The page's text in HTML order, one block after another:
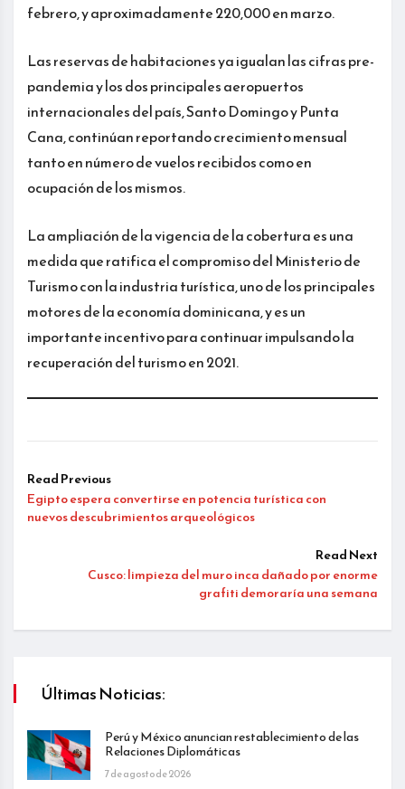
febrero, y aproximadamente 220,000 en marzo.
Las reservas de habitaciones ya igualan las cifras pre-
pandemia y los dos principales aeropuertos
internacionales del país, Santo Domingo y Punta
Cana, continúan reportando crecimiento mensual
tanto en número de vuelos recibidos como en
ocupación de los mismos.
La ampliación de la vigencia de la cobertura es una
medida que ratifica el compromiso del Ministerio de
Turismo con la industria turística, uno de los principales
motores de la economía dominicana, y es un
importante incentivo para continuar impulsando la
recuperación del turismo en 2021.
Read Previous
Egipto espera convertirse en potencia turística con
nuevos descubrimientos arqueológicos
Read Next
Cusco: limpieza del muro inca dañado por enorme
grafiti demoraría una semana
Últimas Noticias:
Perú y México anuncian restablecimiento de las
Relaciones Diplomáticas
7 de agosto de 2026